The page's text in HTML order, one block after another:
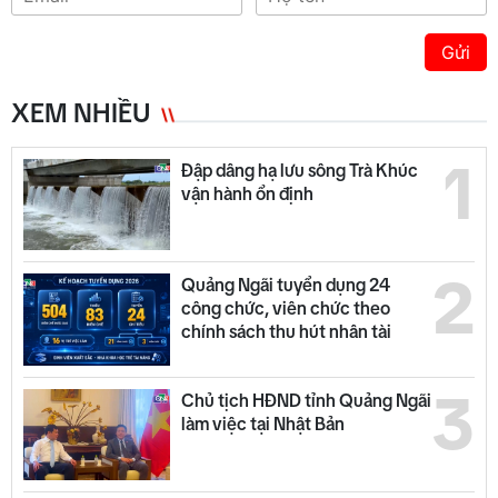
Gửi
XEM NHIỀU
1
Đập dâng hạ lưu sông Trà Khúc
vận hành ổn định
2
Quảng Ngãi tuyển dụng 24
công chức, viên chức theo
chính sách thu hút nhân tài
3
Chủ tịch HĐND tỉnh Quảng Ngãi
làm việc tại Nhật Bản